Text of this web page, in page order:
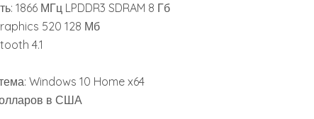
1866 МГц LPDDR3 SDRAM 8 Гб
520 128 Мб
4.1
Windows 10 Home x64
в США